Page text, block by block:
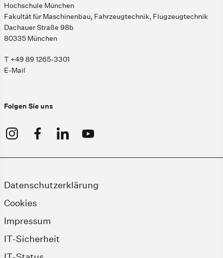
Hochschule München
Fakultät für Maschinenbau, Fahrzeugtechnik, Flugzeugtechnik
Dachauer Straße 98b
80335 München
T +49 89 1265-3301
E-Mail
Folgen Sie uns
Datenschutzerklärung
Cookies
Impressum
IT-Sicherheit